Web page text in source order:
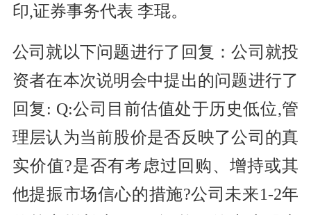
印,证券事务代表 李琨。
公司就以下问题进行了回复：公司就投
资者在本次说明会中提出的问题进行了
回复: Q:公司目前估值处于历史低位,管
理层认为当前股价是否反映了公司的真
实价值?是否有考虑过回购、增持或其
他提振市场信心的措施?公司未来1-2年